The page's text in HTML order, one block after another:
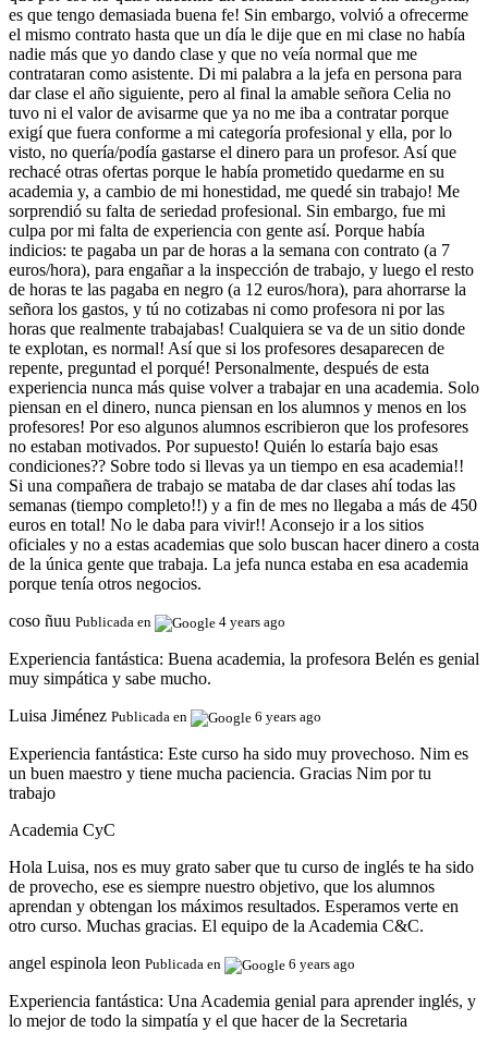
es que tengo demasiada buena fe! Sin embargo, volvió a ofrecerme
el mismo contrato hasta que un día le dije que en mi clase no había
nadie más que yo dando clase y que no veía normal que me
contrataran como asistente. Di mi palabra a la jefa en persona para
dar clase el año siguiente, pero al final la amable señora Celia no
tuvo ni el valor de avisarme que ya no me iba a contratar porque
exigí que fuera conforme a mi categoría profesional y ella, por lo
visto, no quería/podía gastarse el dinero para un profesor. Así que
rechacé otras ofertas porque le había prometido quedarme en su
academia y, a cambio de mi honestidad, me quedé sin trabajo! Me
sorprendió su falta de seriedad profesional. Sin embargo, fue mi
culpa por mi falta de experiencia con gente así. Porque había
indicios: te pagaba un par de horas a la semana con contrato (a 7
euros/hora), para engañar a la inspección de trabajo, y luego el resto
de horas te las pagaba en negro (a 12 euros/hora), para ahorrarse la
señora los gastos, y tú no cotizabas ni como profesora ni por las
horas que realmente trabajabas! Cualquiera se va de un sitio donde
te explotan, es normal! Así que si los profesores desaparecen de
repente, preguntad el porqué! Personalmente, después de esta
experiencia nunca más quise volver a trabajar en una academia. Solo
piensan en el dinero, nunca piensan en los alumnos y menos en los
profesores! Por eso algunos alumnos escribieron que los profesores
no estaban motivados. Por supuesto! Quién lo estaría bajo esas
condiciones?? Sobre todo si llevas ya un tiempo en esa academia!!
Si una compañera de trabajo se mataba de dar clases ahí todas las
semanas (tiempo completo!!) y a fin de mes no llegaba a más de 450
euros en total! No le daba para vivir!! Aconsejo ir a los sitios
oficiales y no a estas academias que solo buscan hacer dinero a costa
de la única gente que trabaja. La jefa nunca estaba en esa academia
porque tenía otros negocios.
coso ñuu Publicada en 4 years ago
Experiencia fantástica: Buena academia, la profesora Belén es genial
muy simpática y sabe mucho.
Luisa Jiménez Publicada en 6 years ago
Experiencia fantástica: Este curso ha sido muy provechoso. Nim es
un buen maestro y tiene mucha paciencia. Gracias Nim por tu
trabajo
Academia CyC
Hola Luisa, nos es muy grato saber que tu curso de inglés te ha sido
de provecho, ese es siempre nuestro objetivo, que los alumnos
aprendan y obtengan los máximos resultados. Esperamos verte en
otro curso. Muchas gracias. El equipo de la Academia C&C.
angel espinola leon Publicada en 6 years ago
Experiencia fantástica: Una Academia genial para aprender inglés, y
lo mejor de todo la simpatía y el que hacer de la Secretaria